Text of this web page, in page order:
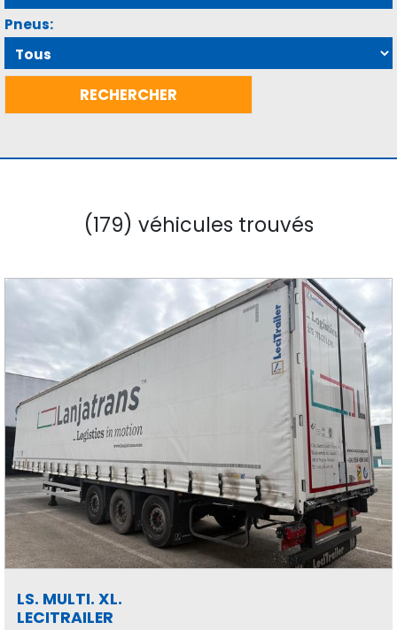
Pneus:
(179) véhicules trouvés
LS. MULTI. XL.
LECITRAILER